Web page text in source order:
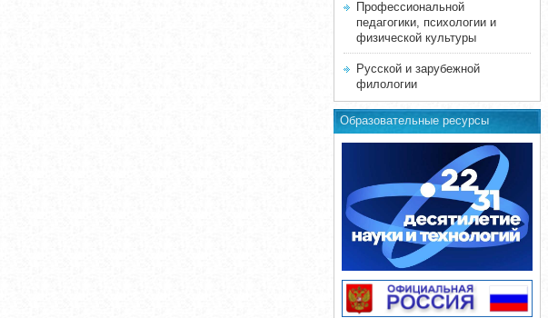
Профессиональной
педагогики, психологии и
физической культуры
Русской и зарубежной
филологии
Образовательные ресурсы